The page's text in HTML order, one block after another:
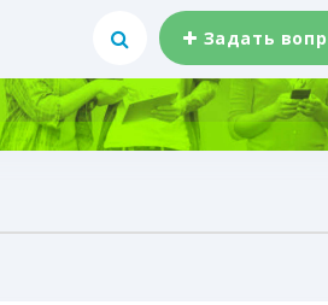
Задать